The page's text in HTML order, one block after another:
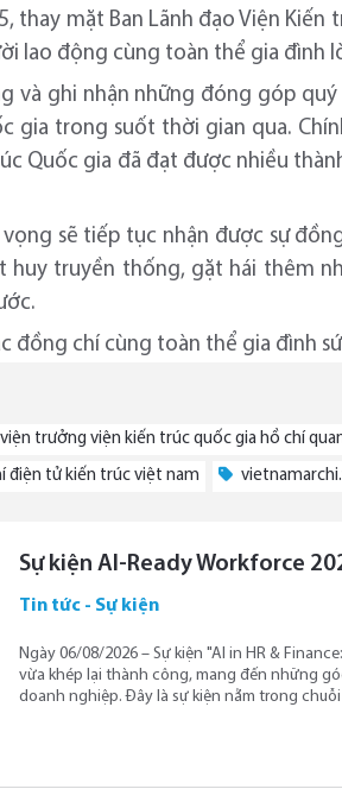
thay mặt Ban Lãnh đạo Viện
lao động cùng toàn thể gia đình
và ghi nhận những đóng góp
gia trong suốt thời gian qua.
Quốc gia đã đạt được nhiều
sẽ tiếp tục nhận được sự
huy truyền thống, gặt hái thêm
đồng chí cùng toàn thể gia đình
viện trưởng viện kiến trúc quốc gia hồ chí
điện tử kiến trúc việt nam
Sự kiện AI-Ready Workforce
Tin tức - Sự kiện
Ngày 06/08/2026 – Sự kiện "AI in HR &
vừa khép lại thành công, mang đến những
doanh nghiệp. Đây là sự kiện nằm trong